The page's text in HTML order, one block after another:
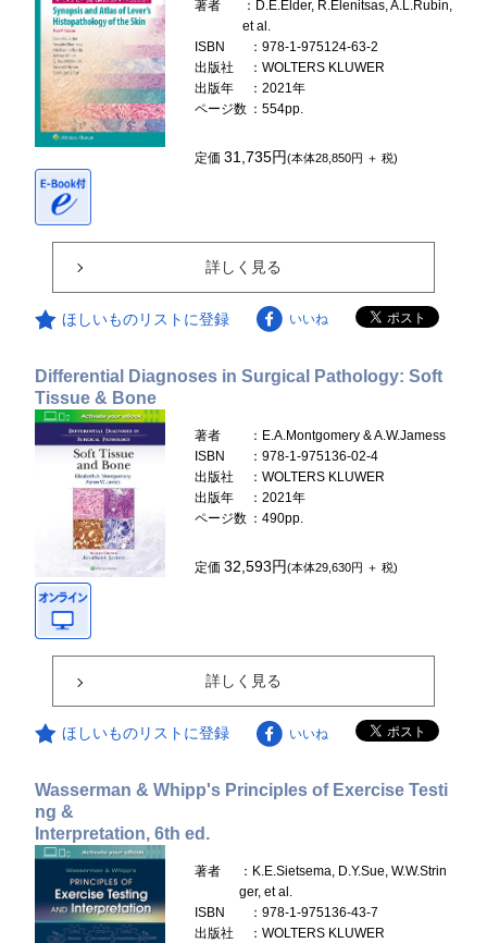
著者
：D.E.Elder, R.Elenitsas, A.L.Rubin,
et al.
ISBN
：978-1-975124-63-2
出版社
：WOLTERS KLUWER
出版年
：2021年
ページ数 ：554pp.
定価31,735円(本体28,850円 ＋ 税)
詳しく見る
ほしいものリストに登録 いいね
Differential Diagnoses in Surgical Pathology: Soft
Tissue & Bone
著者
：E.A.Montgomery & A.W.Jamess
ISBN
：978-1-975136-02-4
出版社
：WOLTERS KLUWER
出版年
：2021年
ページ数 ：490pp.
定価32,593円(本体29,630円 ＋ 税)
詳しく見る
ほしいものリストに登録 いいね
Wasserman & Whipp's Principles of Exercise Testi
ng &
Interpretation, 6th ed.
著者
：K.E.Sietsema, D.Y.Sue, W.W.Strin
ger, et al.
ISBN
：978-1-975136-43-7
出版社
：WOLTERS KLUWER